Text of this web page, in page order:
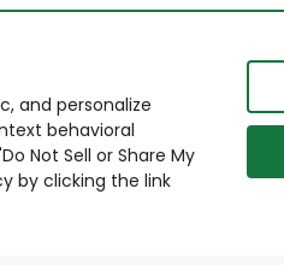
and personalize
behavioral
Not Sell or Share My
by clicking the link